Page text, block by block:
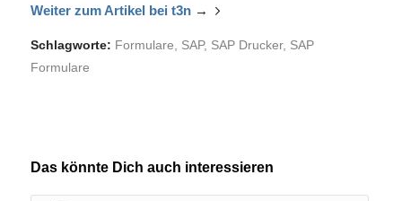
Weiter zum Artikel bei t3n →
Schlagworte: Formulare, SAP, SAP Drucker, SAP
Formulare
Das könnte Dich auch interessieren